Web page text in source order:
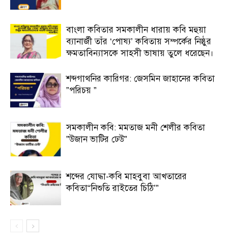
বাংলা কবিতার সমকালীন ধারায় কবি মহুয়া
ব্যানার্জী তাঁর ‘পোষ্য’ কবিতায় সম্পর্কের নিষ্ঠুর
ক্ষমতাবিন্যাসকে সাহসী ভাষায় তুলে ধরেছেন।
শব্দগাথনির কারিগর: জেসমিন জাহানের কবিতা
”পরিচয় ”
সমকালীন কবি: মমতাজ মনী শেলীর কবিতা
”উজান ভাটির ঢেউ”
শব্দের যোদ্ধা-কবি মাহবুবা আখতারের
কবিতা“নিশুতি রাইতের চিঠি’”